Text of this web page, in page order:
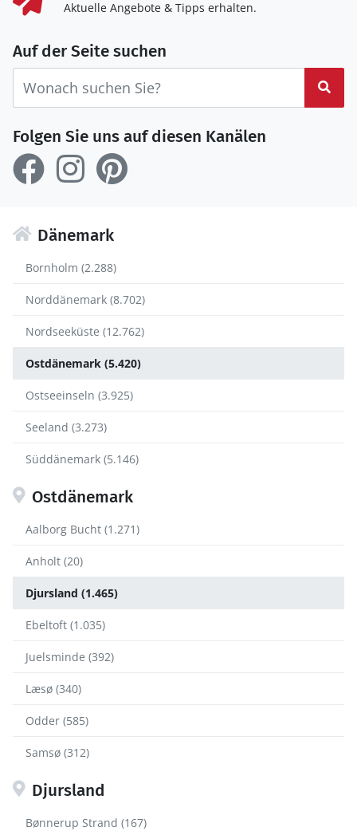
Aktuelle Angebote & Tipps erhalten.
Auf der Seite suchen
Folgen Sie uns auf diesen Kanälen
Dänemark
Bornholm (2.288)
Norddänemark (8.702)
Nordseeküste (12.762)
Ostdänemark (5.420)
Ostseeinseln (3.925)
Seeland (3.273)
Süddänemark (5.146)
Ostdänemark
Aalborg Bucht (1.271)
Anholt (20)
Djursland (1.465)
Ebeltoft (1.035)
Juelsminde (392)
Læsø (340)
Odder (585)
Samsø (312)
Djursland
Bønnerup Strand (167)